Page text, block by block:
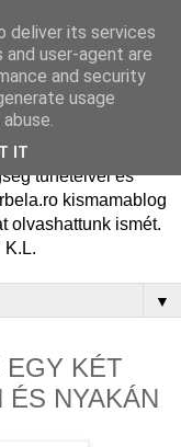
főorvos, 50 éves
tüneteivel és
kismamablog
olvashattunk ismét.
K.L.
▼
EGY KÉT
ÉS NYAKÁN
deliver its services
user-agent are
and security
usage
IT